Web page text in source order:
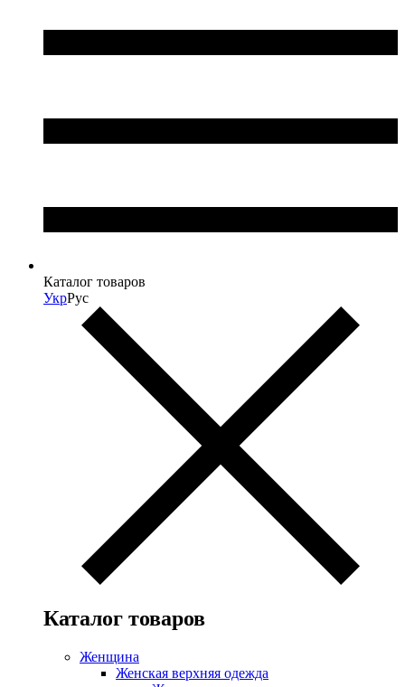
Каталог товаров
УкрРус
Каталог товаров
Женщина
Женская верхняя одежда